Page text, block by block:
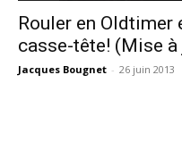
Rouler en Oldtimer
casse-tête! (Mise
Jacques Bougnet - 26 juin 2013